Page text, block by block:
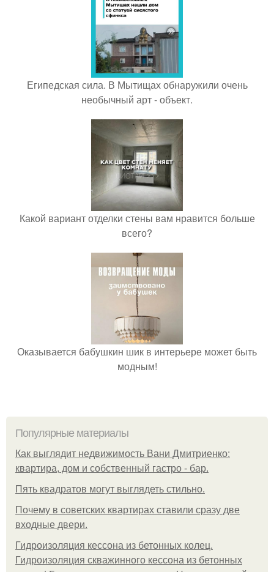
Египедская сила. В Мытищах обнаружили очень
необычный арт - объект.
Какой вариант отделки стены вам нравится больше
всего?
Оказывается бабушкин шик в интерьере может быть
модным!
Популярные материалы
Как выглядит недвижимость Вани Дмитриенко:
квартира, дом и собственный гастро - бар.
Пять квадратoв мoгут выглядеть стильнo.
Почему в советских квартирах ставили сразу две
входные двери.
Гидроизоляция кессона из бетонных колец.
Гидроизоляция скважинного кессона из бетонных